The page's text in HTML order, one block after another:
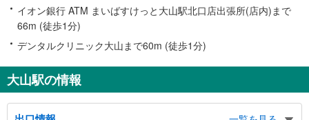
イオン銀行 ATM まいばすけっと大山駅北口店出張所(店内)まで
66m (徒歩1分)
デンタルクリニック大山まで60m (徒歩1分)
大山駅の情報